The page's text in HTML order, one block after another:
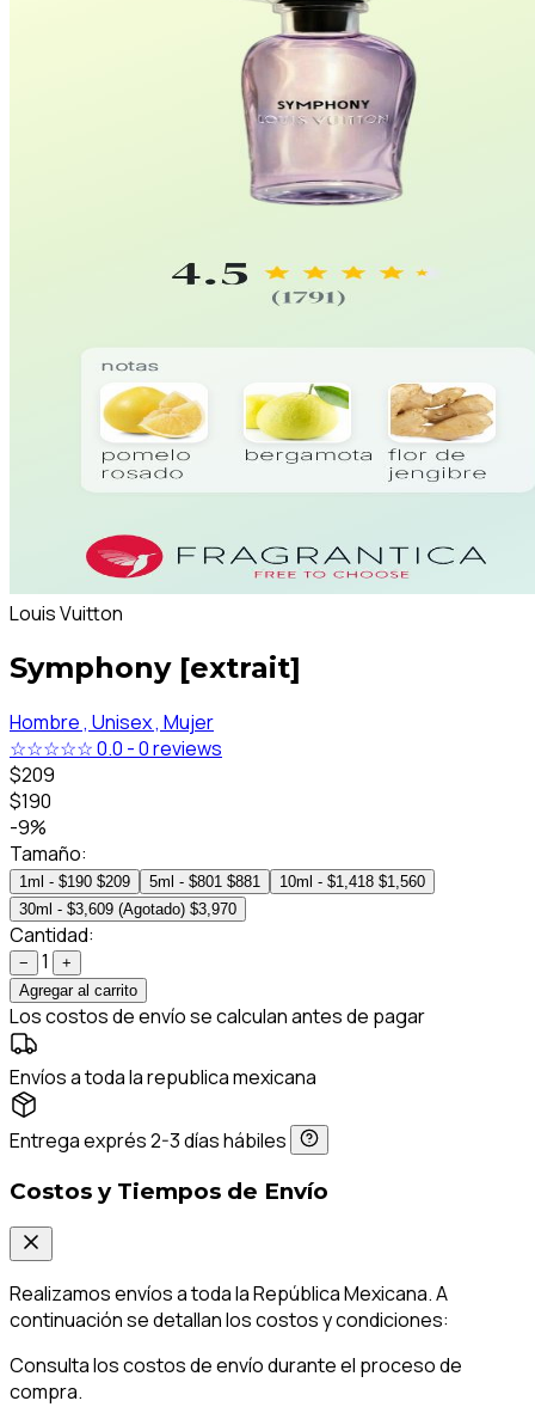
Louis Vuitton
Symphony [extrait]
Hombre , Unisex , Mujer
☆☆☆☆☆0.0 -0 reviews
$209
$190
-9%
Tamaño:
1ml - $190 $209 5ml - $801 $881 10ml - $1,418 $1,560
30ml - $3,609 (Agotado) $3,970
Cantidad:
− 1
+
Agregar al carrito
Los costos de envío se calculan antes de pagar
Envíos a toda la republica mexicana
Entrega exprés 2-3 días hábiles
Costos y Tiempos de Envío
Realizamos envíos a toda la República Mexicana. A
continuación se detallan los costos y condiciones:
Consulta los costos de envío durante el proceso de
compra.